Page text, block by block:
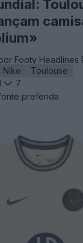
Footy Headlines
Nike
Toulouse
7
preferida